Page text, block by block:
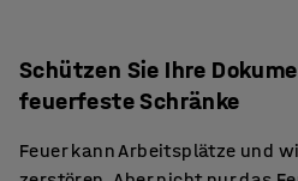
Schützen Sie Ihre
feuerfeste Schränke
Feuer kann Arbeitsplätze und